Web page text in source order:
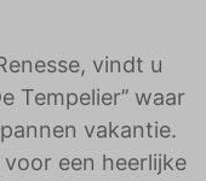
vindt u
Tempelier’’ waar
vakantie.
een heerlijke